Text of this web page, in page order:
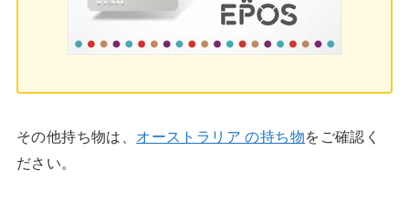
その他持ち物は、 オーストラリア の持ち物をご確認く
ださい。